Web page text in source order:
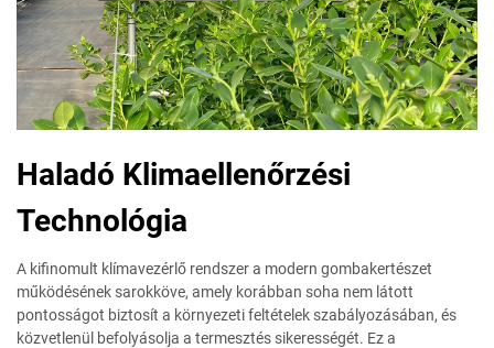
Haladó Klimaellenőrzési
Technológia
A kifinomult klímavezérlő rendszer a modern gombakertészet
működésének sarokköve, amely korábban soha nem látott
pontosságot biztosít a környezeti feltételek szabályozásában, és
közvetlenül befolyásolja a termesztés sikerességét. Ez a